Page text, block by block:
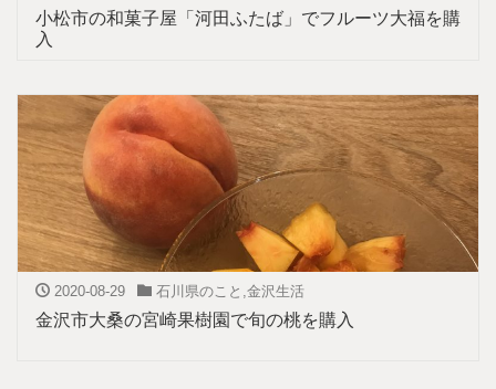
小松市の和菓子屋「河田ふたば」でフルーツ大福を購
入
2020-08-29 石川県のこと 金沢生活
金沢市大桑の宮崎果樹園で旬の桃を購入